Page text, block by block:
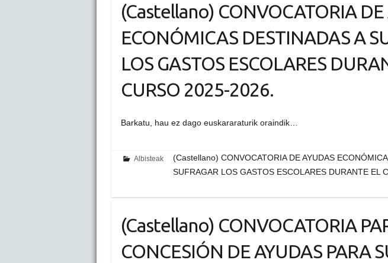
(Castellano) CONVOCATORIA DE
ECONÓMICAS DESTINADAS A
LOS GASTOS ESCOLARES
CURSO 2025-2026.
Barkatu, hau ez dago euskararaturik oraindik…
Albisteak
(Castellano) CONVOCATORIA DE AYUDAS
SUFRAGAR LOS GASTOS ESCOLARES DURANTE EL
(Castellano) CONVOCATORIA
CONCESIÓN DE AYUDAS PARA